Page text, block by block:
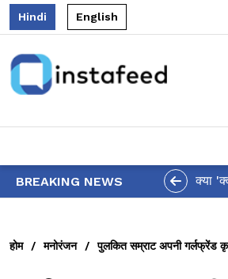
Hindi English
BREAKING NEWS
होम / मनोरंजन / पुलकित सम्राट अपनी गर्लफ्रेंड